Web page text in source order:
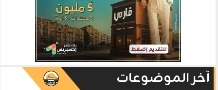
آخر الموضوعات